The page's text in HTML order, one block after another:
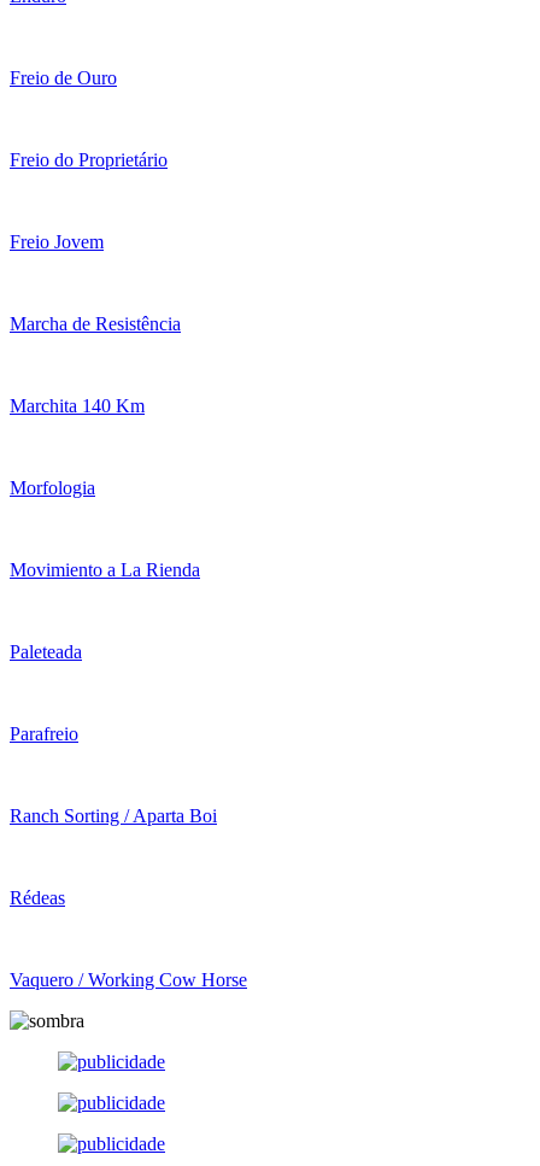
Freio de Ouro
Freio do Proprietário
Freio Jovem
Marcha de Resistência
Marchita 140 Km
Morfologia
Movimiento a La Rienda
Paleteada
Parafreio
Ranch Sorting / Aparta Boi
Rédeas
Vaquero / Working Cow Horse